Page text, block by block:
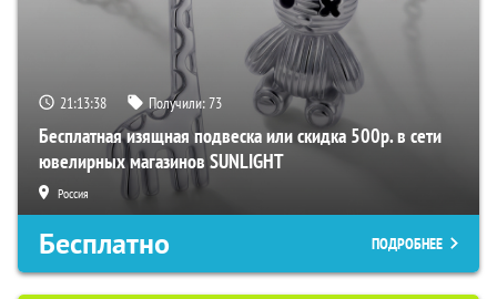
21:13:37 Получили:73
Бесплатная изящная подвеска или скидка 500р. в сети
ювелирных магазинов SUNLIGHT
Россия
Бесплатно ПОДРОБНЕЕ